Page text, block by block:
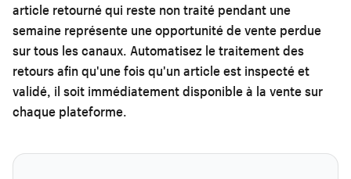
article retourné qui reste non traité pendant une
semaine représente une opportunité de vente perdue
sur tous les canaux. Automatisez le traitement des
retours afin qu'une fois qu'un article est inspecté et
validé, il soit immédiatement disponible à la vente sur
chaque plateforme.